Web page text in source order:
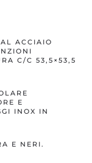
ACCIAIO
C/C 53,5×53,5
E
INOX IN
E NERI.